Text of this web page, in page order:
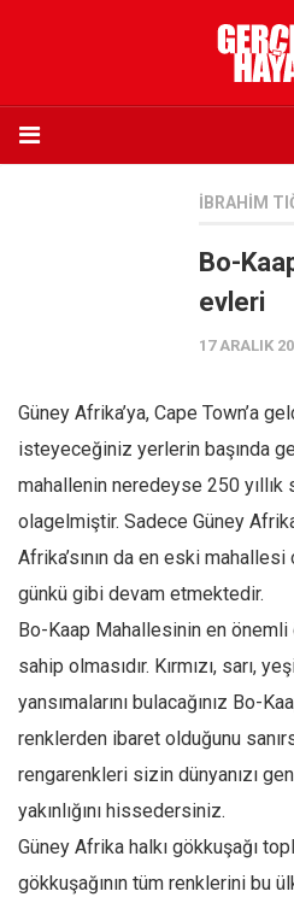
Abone olmak istiyorum
Sosyal Medya
Twitter
Facebook
Instagram
YouTube
Editörden
Mahmut Toptaş
Yvonne Ridley
Barış Tarımcıoğlu
İBRAHIM
Bo-
evleri
17 ARALIK
Güney Afrika’ya, Cape Town’a
isteyeceğiniz yerlerin başında
mahallenin neredeyse 250
olagelmiştir. Sadece Güney
Afrika’sının da en eski
günkü gibi devam etmektedir.
Bo-Kaap Mahallesinin en
sahip olmasıdır. Kırmızı, sarı,
yansımalarını bulacağınız Bo-
renklerden ibaret olduğunu
rengarenkleri sizin dünyanızı
yakınlığını hissedersiniz.
Güney Afrika halkı gökkuşağı
gökkuşağının tüm renklerini bu